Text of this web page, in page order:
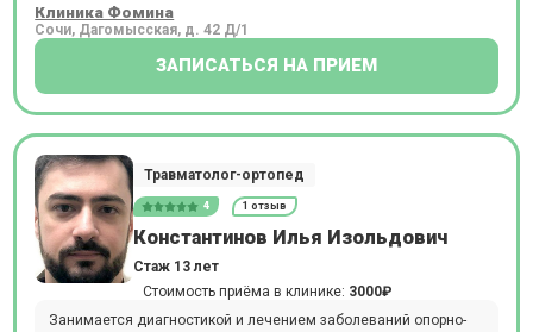
Клиника Фомина
Сочи, Дагомысская, д. 42 Д/1
ЗАПИСАТЬСЯ НА ПРИЕМ
Травматолог-ортопед
4 1 отзыв
Константинов Илья Изольдович
Стаж 13 лет
Стоимость приёма в клинике: 3000₽
Занимается диагностикой и лечением заболеваний опорно-